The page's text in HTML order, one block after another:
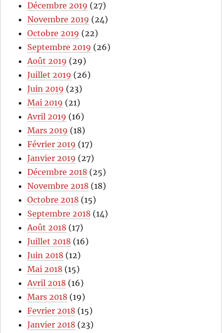
Décembre 2019 (27)
Novembre 2019 (24)
Octobre 2019 (22)
Septembre 2019 (26)
Août 2019 (29)
Juillet 2019 (26)
Juin 2019 (23)
Mai 2019 (21)
Avril 2019 (16)
Mars 2019 (18)
Février 2019 (17)
Janvier 2019 (27)
Décembre 2018 (25)
Novembre 2018 (18)
Octobre 2018 (15)
Septembre 2018 (14)
Août 2018 (17)
Juillet 2018 (16)
Juin 2018 (12)
Mai 2018 (15)
Avril 2018 (16)
Mars 2018 (19)
Fevrier 2018 (15)
Janvier 2018 (23)